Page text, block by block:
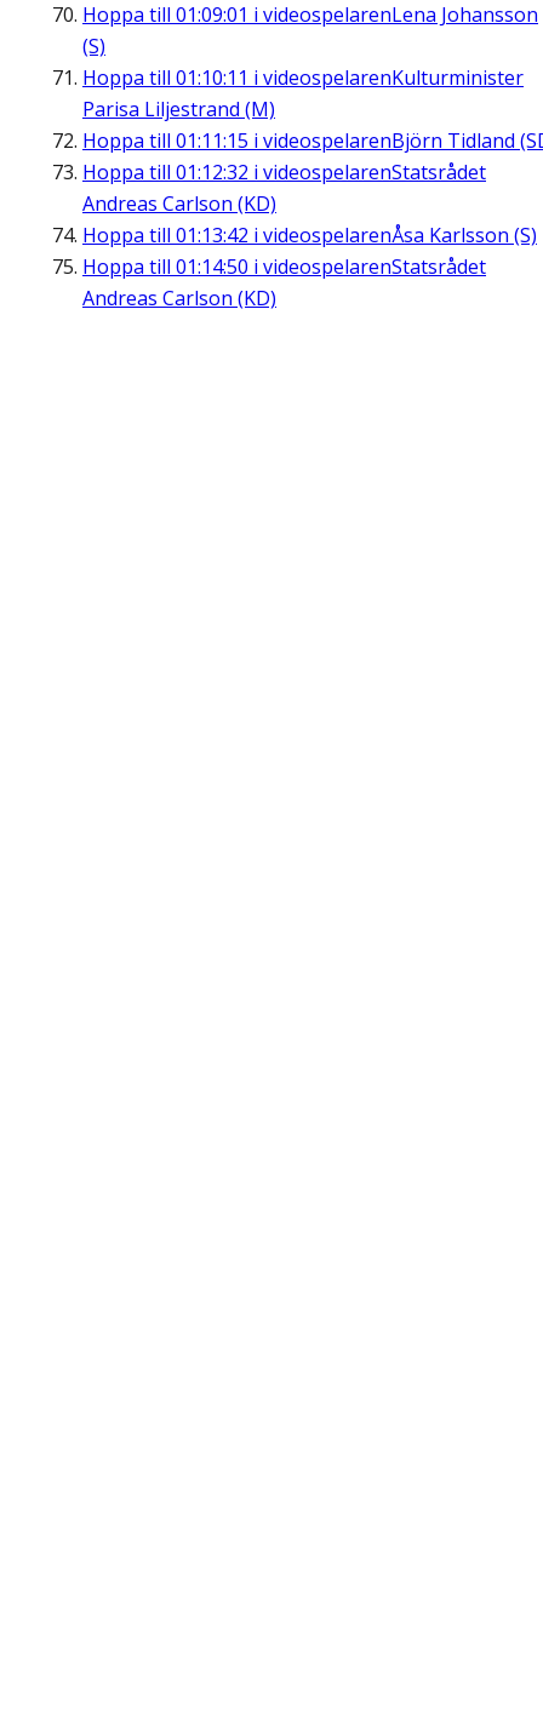
Hoppa till 01:09:01 i videospelarenLena Johansson
(S)
Hoppa till 01:10:11 i videospelarenKulturminister
Parisa Liljestrand (M)
Hoppa till 01:11:15 i videospelarenBjörn Tidland
Hoppa till 01:12:32 i videospelarenStatsrådet
Andreas Carlson (KD)
Hoppa till 01:13:42 i videospelarenÅsa Karlsson (S)
Hoppa till 01:14:50 i videospelarenStatsrådet
Andreas Carlson (KD)